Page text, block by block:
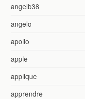
angelb38
angelo
apollo
apple
applique
apprendre